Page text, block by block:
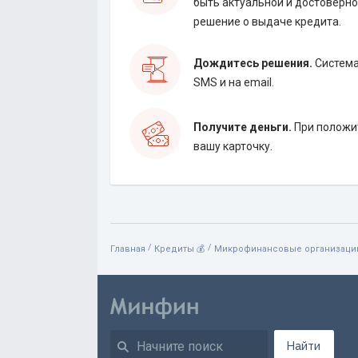
решение о выдаче кредита.
Дождитесь решения.
SMS и на email.
Получите деньги. При
вашу карточку.
Главная / Кредиты 💰 / Микрофинансовые
Найти